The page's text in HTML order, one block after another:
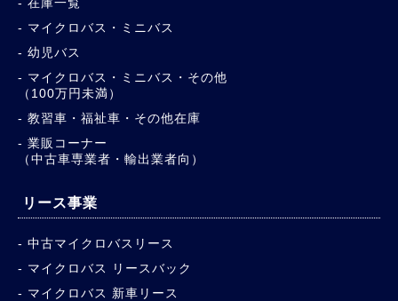
マイクロバス・ミニバス
幼児バス
マイクロバス・ミニバス・その他
（100万円未満）
教習車・福祉車・その他在庫
業販コーナー
（中古車専業者・輸出業者向）
リース事業
中古マイクロバスリース
マイクロバス リースバック
マイクロバス 新車リース